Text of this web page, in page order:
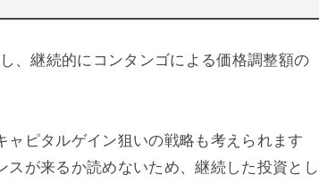
、継続的にコンタンゴによる価格調整額の
ピタルゲイン狙いの戦略も考えられます
が来るか読めないため、継続した投資とし